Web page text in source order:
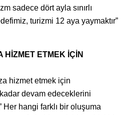
sadece dört ayla sınırlı
turizmi 12 aya yaymaktır”
HİZMET ETMEK İÇİN
hizmet etmek için
devam edeceklerini
hangi farklı bir oluşuma